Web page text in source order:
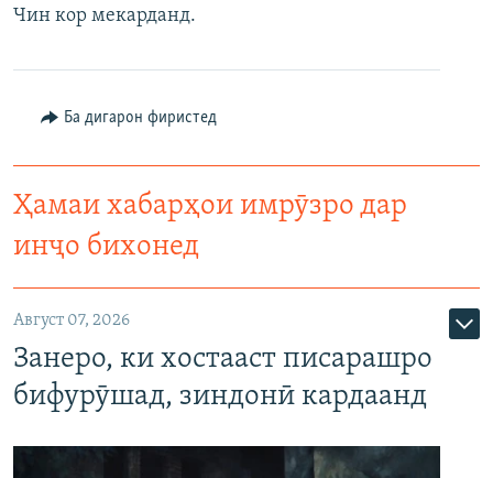
Чин кор мекарданд.
Ба дигарон фиристед
Ҳамаи хабарҳои имрӯзро дар
инҷо бихонед
Август 07, 2026
Занеро, ки хостааст писарашро
бифурӯшад, зиндонӣ кардаанд